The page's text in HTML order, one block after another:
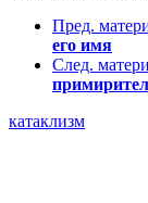
Пред.
его имя
След.
катаклизм